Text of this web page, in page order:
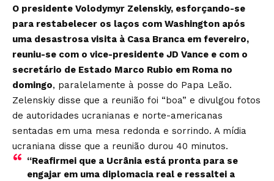
O presidente Volodymyr Zelenskiy, esforçando-se
para restabelecer os laços com Washington após
uma desastrosa visita à Casa Branca em fevereiro,
reuniu-se com o vice-presidente JD Vance e com o
secretário de Estado Marco Rubio em Roma no
domingo, paralelamente à posse do Papa Leão.
Zelenskiy disse que a reunião foi “boa” e divulgou fotos
de autoridades ucranianas e norte-americanas
sentadas em uma mesa redonda e sorrindo. A mídia
ucraniana disse que a reunião durou 40 minutos.
“Reafirmei que a Ucrânia está pronta para se
engajar em uma diplomacia real e ressaltei a